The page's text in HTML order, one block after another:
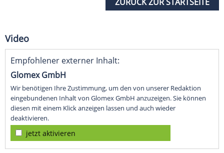
Video
Empfohlener externer Inhalt:
Glomex GmbH
Wir benötigen Ihre Zustimmung, um den von unserer Redaktion
eingebundenen Inhalt von Glomex GmbH anzuzeigen. Sie können
diesen mit einem Klick anzeigen lassen und auch wieder
deaktivieren.
jetzt aktivieren